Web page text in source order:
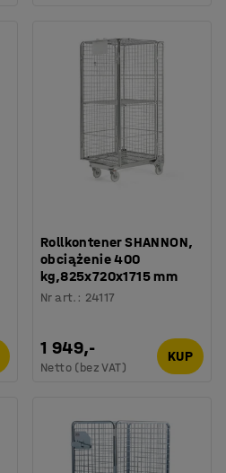
Rollkontener SHANNON,
obciążenie 400
kg,825x720x1715 mm
Nr art. : 24117
1 949,-
Netto (bez VAT)
KUP